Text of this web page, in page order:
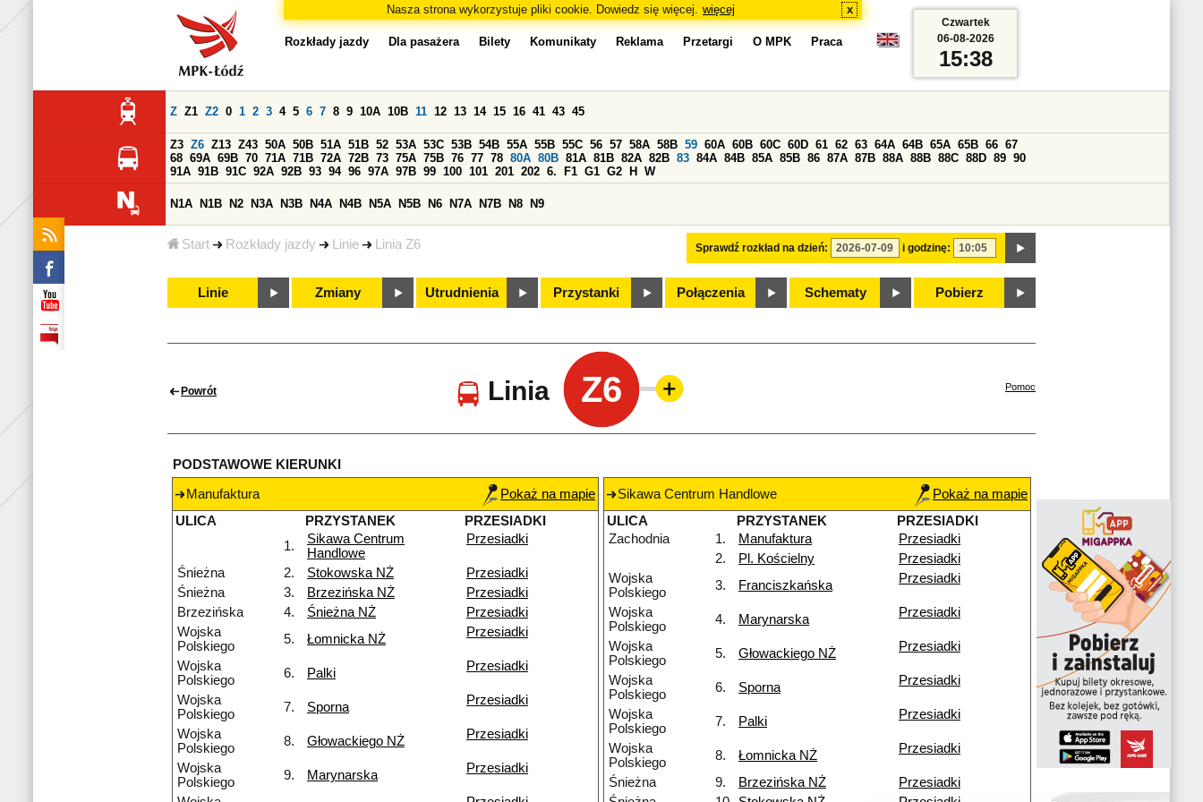
Nasza strona wykorzystuje pliki cookie. Dowiedz się więcej. więcej x
Start Rozkłady jazdy Linie Linia Z6
Rozkłady jazdy Dla pasażera Bilety Komunikaty Reklama Przetargi O MPK Praca
Sprawdź rozkład na dzień: i godzinę:
Z Z1 Z2 0 1 2 3 4 5 6 7 8 9 10A 10B 11 12 13 14 15 16 41 43 45
Z3 Z6 Z13 Z43 50A 50B 51A 51B 52 53A 53C 53B 54B 55A 55B 55C 56 57 58A 58B 59 60A 60B 60C 60D 61 62 63 64A 64B 65A 65B 66 67
68 69A 69B 70 71A 71B 72A 72B 73 75A 75B 76 77 78 80A 80B 81A 81B 82A 82B 83 84A 84B 85A 85B 86 87A 87B 88A 88B 88C 88D 89 90
91A 91B 91C 92A 92B 93 94 96 97A 97B 99 100 101 201 202 6. F1 G1 G2 H W
N1A N1B N2 N3A N3B N4A N4B N5A N5B N6 N7A N7B N8 N9
Linie Zmiany Utrudnienia Przystanki Połączenia Schematy Pobierz
Czwartek
06-08-2026
15:38
Powrót Linia Z6 Pomoc
PODSTAWOWE KIERUNKI
Manufaktura
Pokaż na mapie
ULICA
PRZYSTANEK
PRZESIADKI
1.
Sikawa Centrum
Handlowe
Przesiadki
Śnieżna 2. Stokowska NŻ
Przesiadki
Śnieżna
3. Brzezińska NŻ
Przesiadki
Brzezińska
4. Śnieżna NŻ
Przesiadki
Wojska
Polskiego
5. Łomnicka NŻ Przesiadki
Wojska
Polskiego
6. Palki Przesiadki
Wojska
Polskiego
7. Sporna Przesiadki
Wojska
Polskiego
8. Głowackiego NŻ Przesiadki
Wojska
Polskiego
9. Marynarska Przesiadki
Sikawa Centrum Handlowe
Pokaż na mapie
ULICA
PRZYSTANEK
PRZESIADKI
Zachodnia
1. Manufaktura
Przesiadki
2.
Pl. Kościelny
Przesiadki
Wojska
Polskiego
3. Franciszkańska Przesiadki
Wojska
Polskiego
4. Marynarska Przesiadki
Wojska
Polskiego
5. Głowackiego NŻ Przesiadki
Wojska
Polskiego
6. Sporna Przesiadki
Wojska
Polskiego
7. Palki Przesiadki
Wojska
Polskiego
8. Łomnicka NŻ Przesiadki
Śnieżna 9. Brzezińska NŻ
Przesiadki